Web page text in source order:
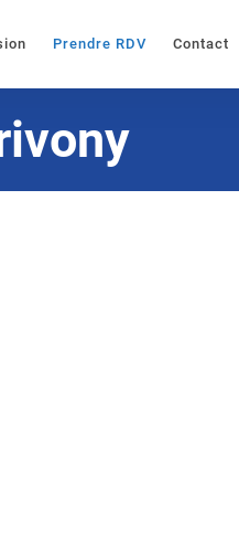
Prendre RDV Contact